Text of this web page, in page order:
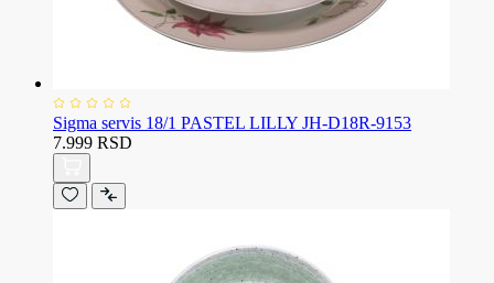
Sigma servis 18/1 PASTEL LILLY JH-D18R-9153
7.999 RSD